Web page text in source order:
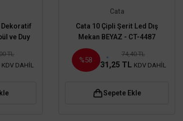
Dekoratif
ve Duy
TL
KDV DAHİL
Cata
Cata 10 Çipli Şerit Led Dış
Mekan BEYAZ - CT-4487
%58
74,40 TL
31,25 TL KDV DAHİL
Sepete Ekle